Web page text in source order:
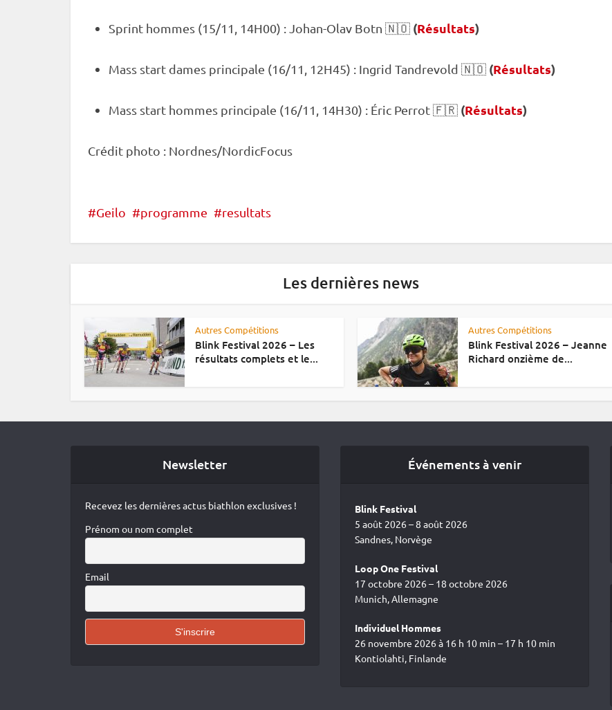
Sprint hommes (15/11, 14H00) : Johan-Olav Botn 🇳🇴 (Résultats)
Mass start dames principale (16/11, 12H45) : Ingrid Tandrevold 🇳🇴 (Résultats)
Mass start hommes principale (16/11, 14H30) : Éric Perrot 🇫🇷 (Résultats)
Crédit photo : Nordnes/NordicFocus
Geilo programme resultats
Les dernières news
Autres Compétitions
Blink Festival 2026 – Les
résultats complets et le...
Autres Compétitions
Blink Festival 2026 – Jeanne
Richard onzième de...
Newsletter
Recevez les dernières actus biathlon exclusives !
Prénom ou nom complet
Email
Événements à venir
Blink Festival
5 août 2026 – 8 août 2026
Sandnes, Norvège
Loop One Festival
17 octobre 2026 – 18 octobre 2026
Munich, Allemagne
Individuel Hommes
26 novembre 2026 à 16 h 10 min – 17 h 10 min
Kontiolahti, Finlande